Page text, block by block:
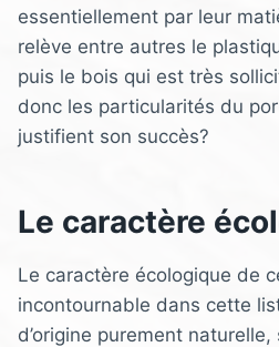
essentiellement par leur
relève entre autres le
puis le bois qui est très
donc les particularités du
justifient son succès?
Le caractère
Le caractère écologique de
incontournable dans cette
d’origine purement naturelle,